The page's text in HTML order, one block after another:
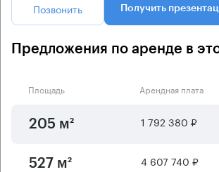
Позвонить Получить
Предложения по аренде в
Площадь Арендная плата
205 м² 1 792 380 ₽
527 м² 4 607 740 ₽